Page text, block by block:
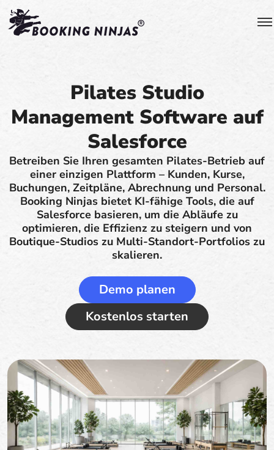
Pilates Studio
Management Software auf
Salesforce
Betreiben Sie Ihren gesamten Pilates-Betrieb auf
einer einzigen Plattform – Kunden, Kurse,
Buchungen, Zeitpläne, Abrechnung und Personal.
Booking Ninjas bietet KI-fähige Tools, die auf
Salesforce basieren, um die Abläufe zu
optimieren, die Effizienz zu steigern und von
Boutique-Studios zu Multi-Standort-Portfolios zu
skalieren.
Demo planen
Kostenlos starten